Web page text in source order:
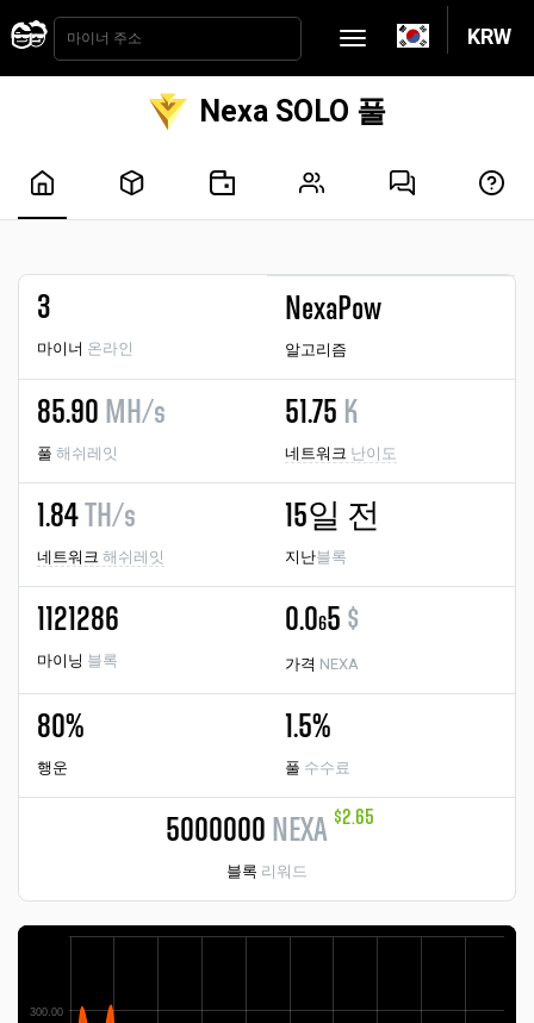
KRW
Nexa SOLO 풀
3
마이너 온라인
NexaPow
알고리즘
85.90 MH/s
풀 해쉬레잇
51.75 K
네트워크 난이도
1.84 TH/s
네트워크 해쉬레잇
15일 전
지난블록
1121286
마이닝 블록
0.065 $
가격 NEXA
80%
행운
1.5%
풀 수수료
5000000 NEXA $2.65
블록 리워드
300.00